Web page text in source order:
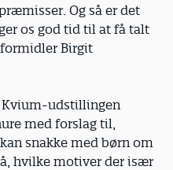
Og så er det
os god tid til at få talt
Birgit
Kvium-udstillingen
med forslag til,
snakke med børn om
hvilke motiver der især